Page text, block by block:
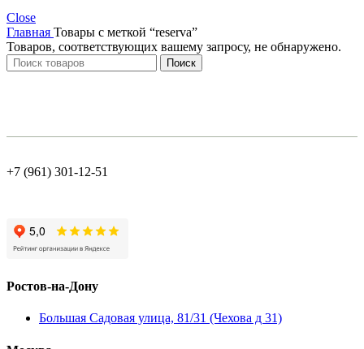
Close
Главная Товары с меткой “reserva”
Товаров, соответствующих вашему запросу, не обнаружено.
Поиск
+7 (961) 301-12-51
Ростов-на-Дону
Большая Садовая улица, 81/31 (Чехова д 31)